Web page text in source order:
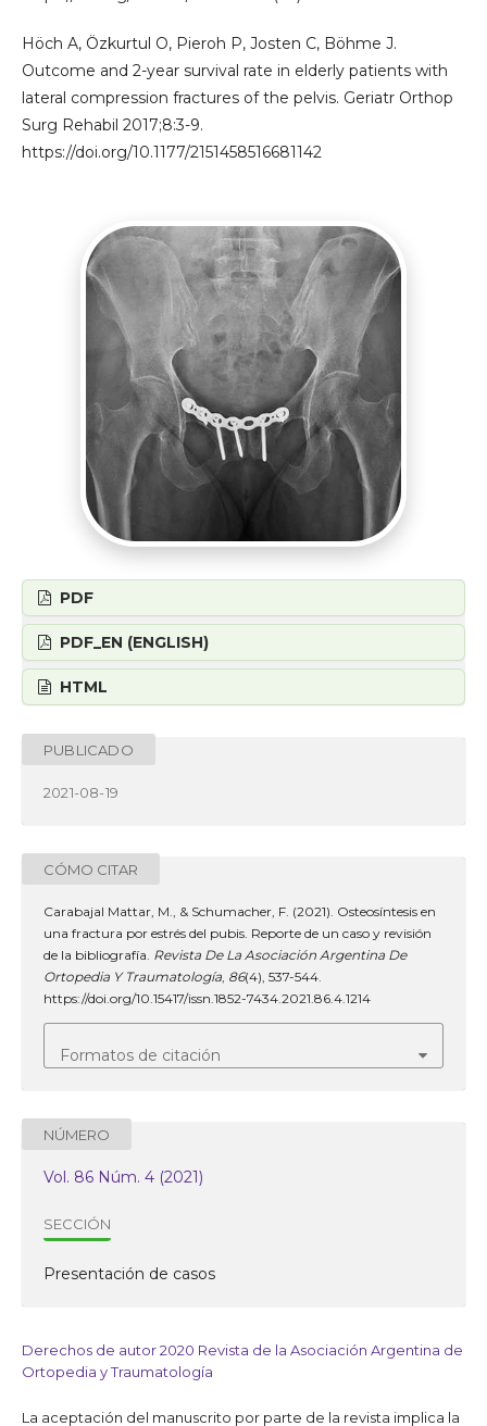
Höch A, Özkurtul O, Pieroh P, Josten C, Böhme J.
Outcome and 2-year survival rate in elderly patients with
lateral compression fractures of the pelvis. Geriatr Orthop
Surg Rehabil 2017;8:3-9.
https://doi.org/10.1177/2151458516681142
PDF
PDF_EN (ENGLISH)
HTML
PUBLICADO
2021-08-19
CÓMO CITAR
Carabajal Mattar, M., & Schumacher, F. (2021). Osteosíntesis en
una fractura por estrés del pubis. Reporte de un caso y revisión
de la bibliografía. Revista De La Asociación Argentina De
Ortopedia Y Traumatología, 86(4), 537-544.
https://doi.org/10.15417/issn.1852-7434.2021.86.4.1214
Formatos de citación
NÚMERO
Vol. 86 Núm. 4 (2021)
SECCIÓN
Presentación de casos
Derechos de autor 2020 Revista de la Asociación Argentina de
Ortopedia y Traumatología
La aceptación del manuscrito por parte de la revista implica la